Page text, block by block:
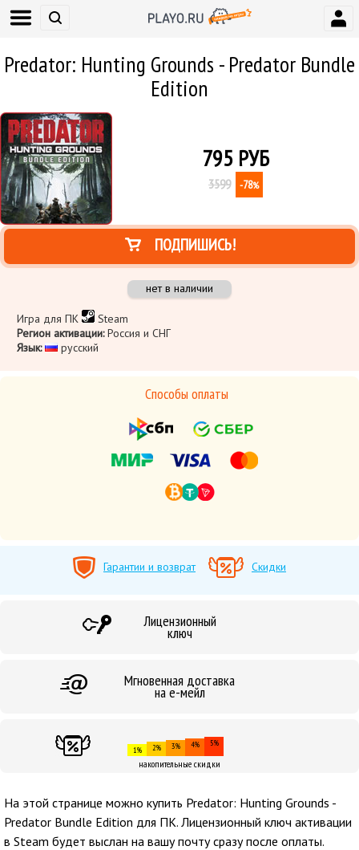
Predator: Hunting Grounds - Predator Bundle
Edition
795 РУБ
3599 -78%
ПОДПИШИСЬ!
нет в наличии
Игра для ПК
Steam
Регион активации:Россия и СНГ
Язык:
русский
Способы оплаты
Гарантии и возврат Скидки
Лицензионный
ключ
Мгновенная доставка
на е-мейл
1% 2% 3% 4% 5%
накопительные скидки
На этой странице можно купить Predator: Hunting Grounds -
Predator Bundle Edition для ПК. Лицензионный ключ активации
в Steam будет выслан на вашу почту сразу после оплаты.